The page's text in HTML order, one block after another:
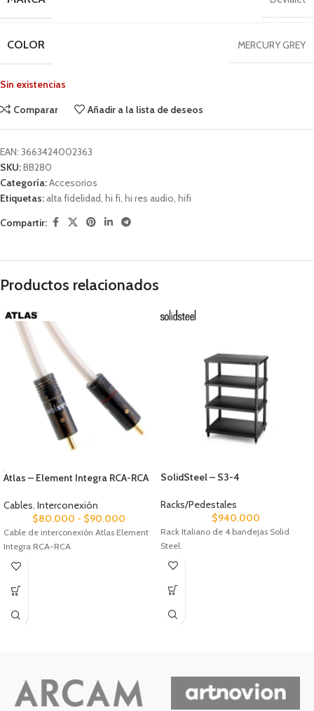
COLOR MERCURY GREY
Sin existencias
Comparar
Añadir a la lista de deseos
EAN: 3663424002363
SKU:BB280
Categoría:Accesorios
Etiquetas: alta fidelidad, hi fi, hi res audio, hifi
Compartir:
Productos relacionados
Atlas – Element Integra RCA-RCA
Cables, Interconexión
$80.000 - $90.000
Cable de interconexión Atlas Element
Integra RCA-RCA
SolidSteel – S3-4
Racks/Pedestales
$940.000
Rack Italiano de 4 bandejas Solid
Steel.